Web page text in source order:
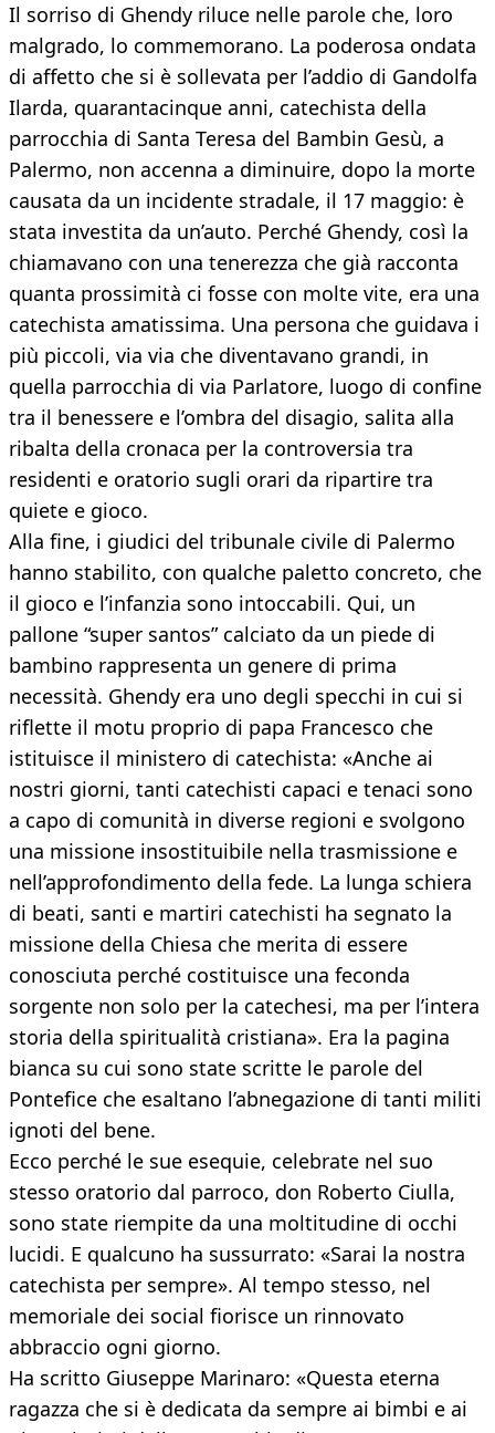
Il sorriso di Ghendy riluce nelle parole che, loro
malgrado, lo commemorano. La poderosa ondata
di affetto che si è sollevata per l’addio di Gandolfa
Ilarda, quarantacinque anni, catechista della
parrocchia di Santa Teresa del Bambin Gesù, a
Palermo, non accenna a diminuire, dopo la morte
causata da un incidente stradale, il 17 maggio: è
stata investita da un’auto. Perché Ghendy, così la
chiamavano con una tenerezza che già racconta
quanta prossimità ci fosse con molte vite, era una
catechista amatissima. Una persona che guidava i
più piccoli, via via che diventavano grandi, in
quella parrocchia di via Parlatore, luogo di confine
tra il benessere e l’ombra del disagio, salita alla
ribalta della cronaca per la controversia tra
residenti e oratorio sugli orari da ripartire tra
quiete e gioco.
Alla fine, i giudici del tribunale civile di Palermo
hanno stabilito, con qualche paletto concreto, che
il gioco e l’infanzia sono intoccabili. Qui, un
pallone “super santos” calciato da un piede di
bambino rappresenta un genere di prima
necessità. Ghendy era uno degli specchi in cui si
riflette il motu proprio di papa Francesco che
istituisce il ministero di catechista: «Anche ai
nostri giorni, tanti catechisti capaci e tenaci sono
a capo di comunità in diverse regioni e svolgono
una missione insostituibile nella trasmissione e
nell’approfondimento della fede. La lunga schiera
di beati, santi e martiri catechisti ha segnato la
missione della Chiesa che merita di essere
conosciuta perché costituisce una feconda
sorgente non solo per la catechesi, ma per l’intera
storia della spiritualità cristiana». Era la pagina
bianca su cui sono state scritte le parole del
Pontefice che esaltano l’abnegazione di tanti militi
ignoti del bene.
Ecco perché le sue esequie, celebrate nel suo
stesso oratorio dal parroco, don Roberto Ciulla,
sono state riempite da una moltitudine di occhi
lucidi. E qualcuno ha sussurrato: «Sarai la nostra
catechista per sempre». Al tempo stesso, nel
memoriale dei social fiorisce un rinnovato
abbraccio ogni giorno.
Ha scritto Giuseppe Marinaro: «Questa eterna
ragazza che si è dedicata da sempre ai bimbi e ai